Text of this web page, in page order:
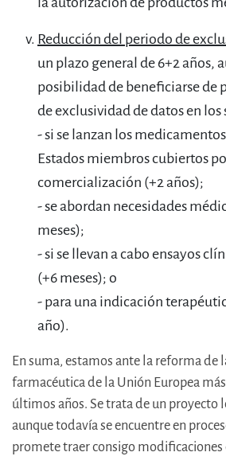
Reducción del periodo de
un plazo general de 6+2 años,
posibilidad de beneficiarse de
de exclusividad de datos en los
- si se lanzan los
Estados miembros cubiertos
comercialización (+2 años);
- se abordan necesidades
meses);
- si se llevan a cabo ensayos
(+6 meses); o
- para una indicación
año).
En suma, estamos ante la reforma de
farmacéutica de la Unión Europea
últimos años. Se trata de un proyecto
aunque todavía se encuentre en
promete traer consigo modificaciones